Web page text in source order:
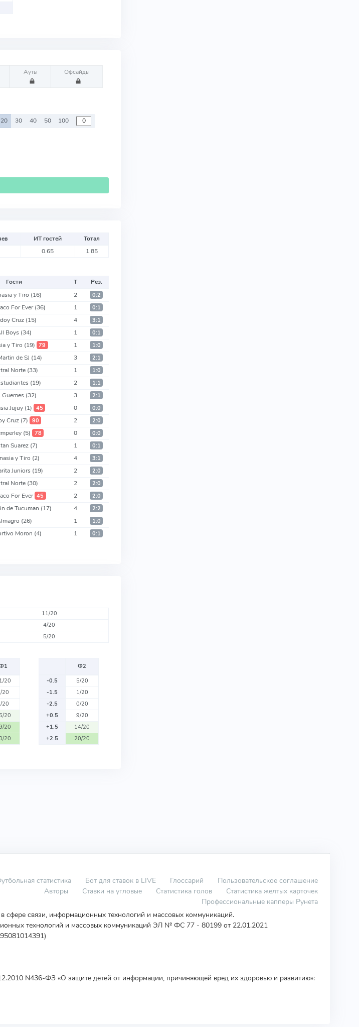
Ауты Офсайды
20 30 40 50 100
ИТ гостей
Тотал
0.65 1.85
Гости Т
Рез.
y Tiro (16) 2 0:2
For Ever(36) 1 0:1
Cruz (15) 4 3:1
Boys (34) 1 0:1
y Tiro (19) 79 1 1:0
de SJ (14) 3 2:1
Norte (33) 1 1:0
(19) 2 1:1
Guemes (32) 3 2:1
Jujuy (1) 45 0 0:0
Cruz (7) 90 2 2:0
(5) 78 0 0:0
Suarez (7) 1 0:1
y Tiro (2) 4 3:1
Juniors (19) 2 2:0
Norte (30) 2 2:0
For Ever 45 2 2:0
de Tucuman (17) 4 2:2
(26) 1 1:0
Moron (4) 1 0:1
11/20
4/20
5/20
20
20
20
20
20
20
Ф2
-0.5
5/20
-1.5
1/20
-2.5
0/20
+0.5
9/20
+1.5
14/20
+2.5
20/20
статистика Бот для ставок в LIVE Глоссарий
Пользовательское соглашение
Авторы
Ставки на угловые Статистика голов
Статистика желтых карточек
Профессиональные капперы Рунета
сфере связи, информационных технологий и массовых коммуникаций.
технологий и массовых коммуникаций ЭЛ № ФС 77 - 80199 от 22.01.2021
N436-ФЗ «О защите детей от информации, причиняющей вред их здоровью и развитию»: